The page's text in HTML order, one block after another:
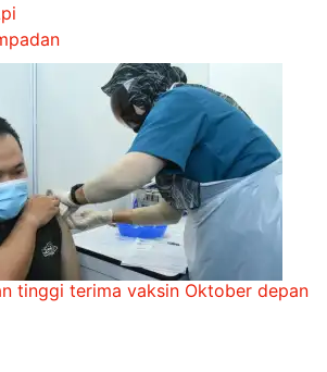
tinggi terima vaksin Oktober depan